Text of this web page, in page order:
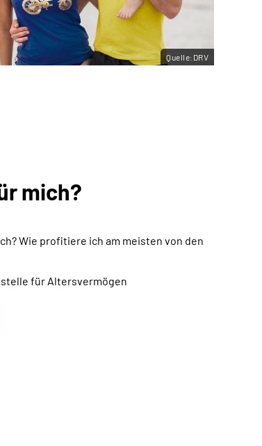
Quelle:DRV
mich?
Wie profitiere ich am meisten von den
für Altersvermögen